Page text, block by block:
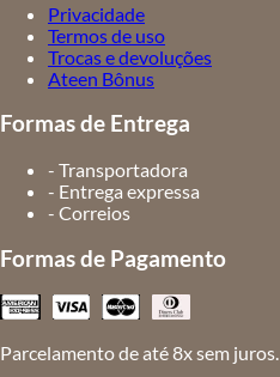
Privacidade
Termos de uso
Trocas e devoluções
Ateen Bônus
Formas de Entrega
- Transportadora
- Entrega expressa
- Correios
Formas de Pagamento
Parcelamento de até 8x sem